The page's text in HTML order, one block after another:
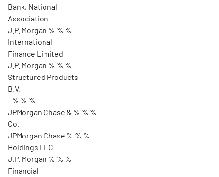
Bank, National
Association
J.P. Morgan % % %
International
Finance Limited
J.P. Morgan % % %
Structured Products
B.V.
- % % %
JPMorgan Chase & % % %
Co.
JPMorgan Chase % % %
Holdings LLC
J.P. Morgan % % %
Financial